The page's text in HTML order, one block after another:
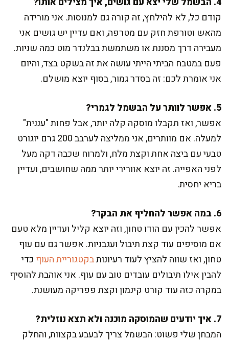
קודם כל, לא להילחץ, זה קורה גם למנוסות. אני מורידה
מהאש וטורפת חזק עם מטרפה, ואם עדיין יש גושים אני
מעבירה דרך מסננת או משתמשת בבלנדר מוט כמה שניות.
פעם במטבח הביתי הייתי עושה את זה בשקט בצד, והיום
אני אומרת לכם: זה בסדר גמור, בסוף יוצא מושלם.
5. אפשר לוותר על הבשמל לגמרי?
אפשר, ואז תקבלו מוסקה קלה יותר, אבל פחות "עננית"
למעלה. אם מוותרים, אני ממליצה לערבב 200 גרם יוגורט
טבעי עם ביצה אחת וקצת מלח, ולמרוח שכבה דקה מעל
לפני האפייה. זה יוצא אוורירי יותר ממה שחושבים, ועדיין
בריא יחסית.
6. במה אפשר להחליף את הבקר?
אפשר להכין עם הודו טחון, וזה יוצא קליל ועדיין מלא טעם
אם מוסיפים עוד קצת תיבול ועגבניות. אפשר גם עם עוף
טחון, ואז שווה להציץ לעוד רעיונותבקטגוריית העוף כדי
להבין אילו תיבולים עובדים טוב עם עוף. אני אוהבת להוסיף
במקרה כזה עוד קורט קינמון וקצת פפריקה מעושנת.
7. איך יודעים שהמוסקה מוכנה ולא תצא נוזלית?
המבחן שלי פשוט: הבשמל צריך לבעבע בקצוות, והחלק